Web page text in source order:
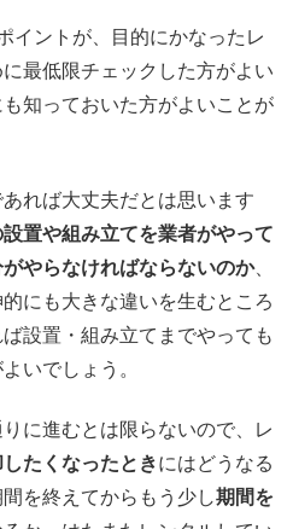
イントが、目的にかなったレ
最低限チェックした方がよい
知っておいた方がよいことが
れば大丈夫だとは思います
置や組み立てを業者がやって
やらなければならないのか、
にも大きな違いを生むところ
設置・組み立てまでやっても
いでしょう。
に進むとは限らないので、レ
たくなったときにはどうなる
を終えてからもう少し期間を